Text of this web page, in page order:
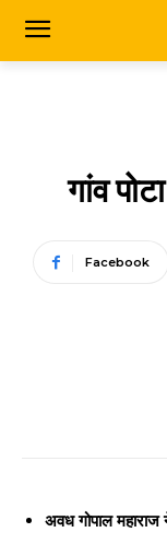
गांव
Facebook
अवध गोपाल महाराज